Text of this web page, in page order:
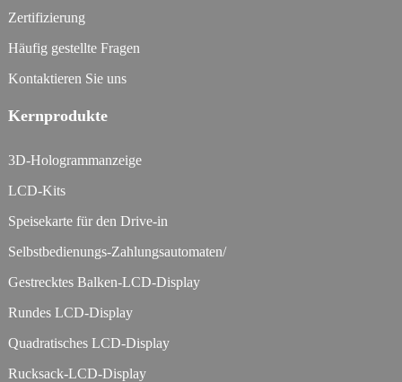
Zertifizierung
Häufig gestellte Fragen
Kontaktieren Sie uns
Kernprodukte
3D-Hologrammanzeige
LCD-Kits
Speisekarte für den Drive-in
Selbstbedienungs-Zahlungsautomaten/
Gestrecktes Balken-LCD-Display
Rundes LCD-Display
Quadratisches LCD-Display
Rucksack-LCD-Display